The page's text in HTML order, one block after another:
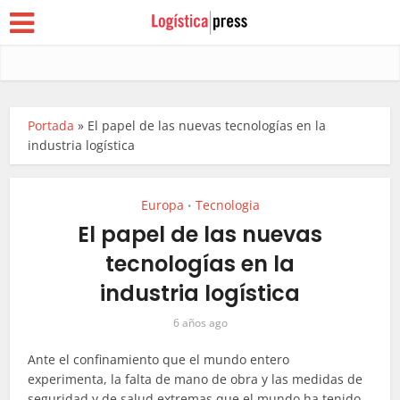
Portada » El papel de las nuevas tecnologías en la
industria logística
Europa • Tecnologia
El papel de las nuevas
tecnologías en la
industria logística
6 años ago
Ante el confinamiento que el mundo entero
experimenta, la falta de mano de obra y las medidas de